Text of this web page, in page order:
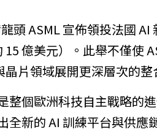
頭 ASML 宣佈領投法國 AI
億美元）。此舉不僅使
片領域展開更深層次的整
整個歐洲科技自主戰略的
全新的 AI 訓練平台與供應